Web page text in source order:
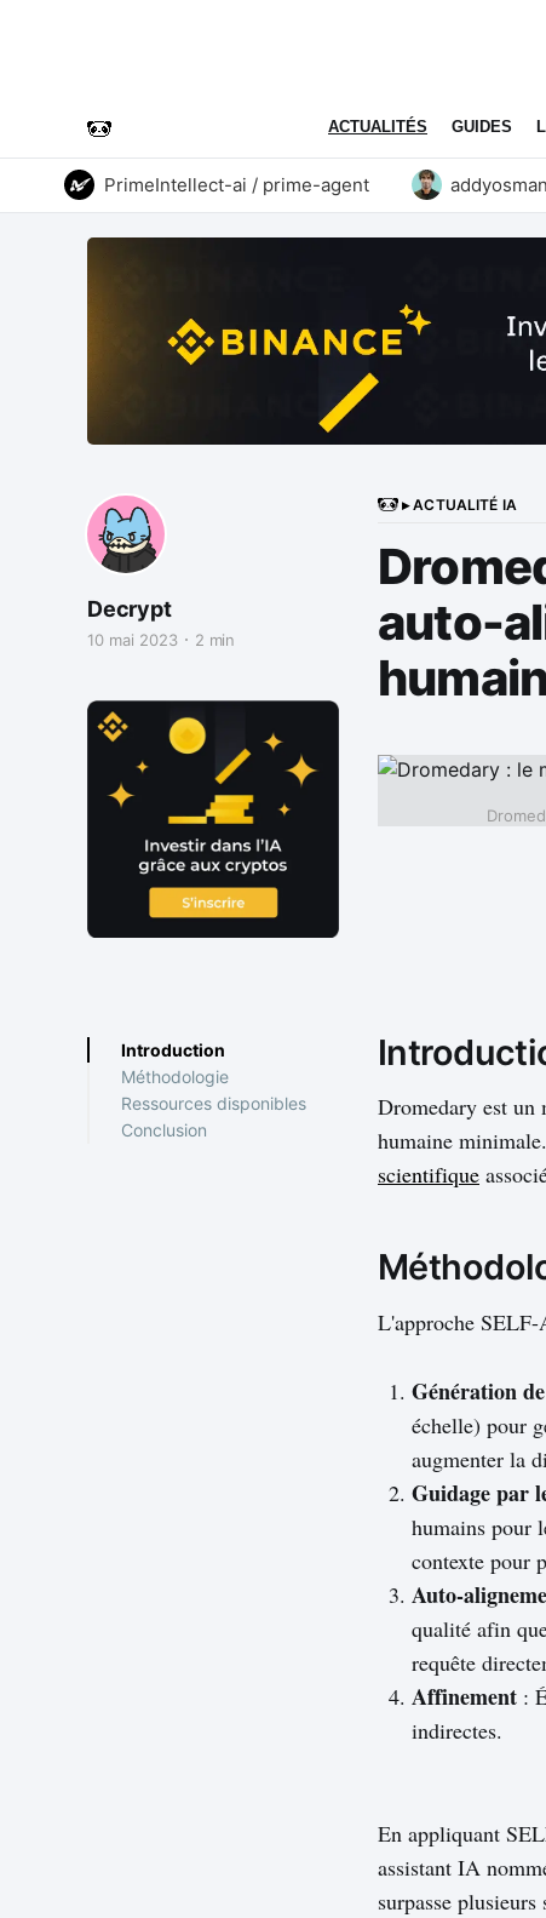
ACTUALITÉS GUIDES
PrimeIntellect-ai / prime-agent addyosmani
▸ ACTUALITÉ IA
auto-
Decrypt
10 mai 2023 2 min
Introduction
Méthodologie
Ressources disponibles
Conclusion
Dromedary est un
humaine
scientifique
L'approche
Génération
échelle) pour
augmenter la
Guidage par
humains pour
contexte pour
Auto-
qualité afin
requête
Affinement :
indirectes.
En appliquant
assistant IA
surpasse